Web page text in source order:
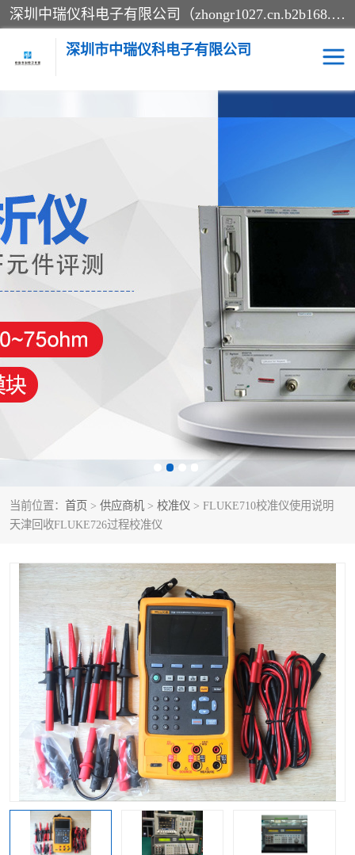
深圳中瑞仪科电子有限公司（zhongr1027.cn.b2b168.com）主要从事回收二手仪器，工厂仪器，回收示波器，KeysightE4980A，FLUKE754，MT8852B，IFR3920，Agilent N4010A，MT8852B等业务，全国统一热线：13570873835。深圳中瑞仪科电子有限公司整批或单出，专业评估高价回收工厂闲置仪器。
深圳市中瑞仪科电子有限公司
当前位置： 首页 > 供应商机 > 校准仪 > FLUKE710校准仪使用说明
天津回收FLUKE726过程校准仪
电阻-功率计 频谱分析仪
万用表 综合测试仪
蓝牙测试仪 网络分析仪
过程校验仪 电桥测试仪
泰克示波器 电池测试仪
函数信号发生器
校准件
阻抗分析仪
音频分析仪